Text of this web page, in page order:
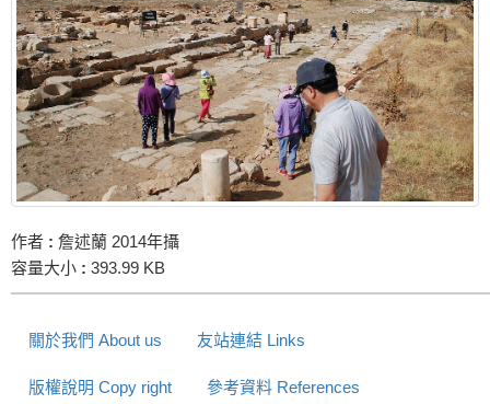
作者 : 詹述蘭 2014年攝
容量大小 : 393.99 KB
關於我們 About us 友站連結 Links
版權說明 Copy right 參考資料 References